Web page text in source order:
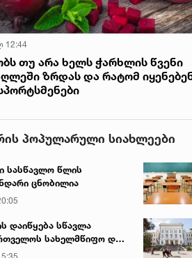
12:44
თუ არა ხელს ჭარხლის წვენი
ზრდას და რატომ
პოპულარული სიახლეები
სასწავლო წლის
ცნობილია
დაიწყება სწავლა
სახელმწიფო და
უნივერსიტეტებში